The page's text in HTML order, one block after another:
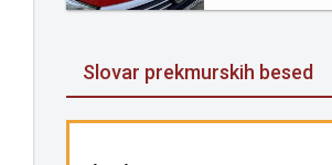
Slovar prekmurskih besed